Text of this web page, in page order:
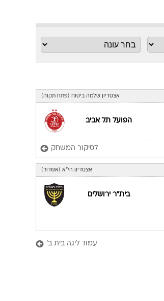
אצטדיון שלמה ביטוח (פתח תקוה)
הפועל תל אביב
לסיקור המשחק
אצטדיון הי"א (אשדוד)
בית"ר ירושלים
עמוד ליגה בית ב'